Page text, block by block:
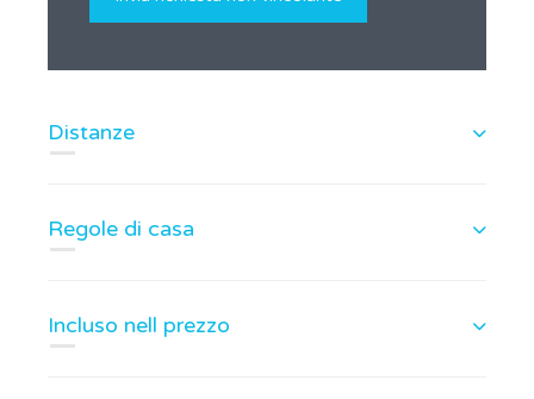
Distanze
Regole di casa
Incluso nell prezzo